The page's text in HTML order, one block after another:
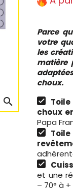
search
Parce
votre
les
matière
choux.
choux
Papa
et une
– 70° à +